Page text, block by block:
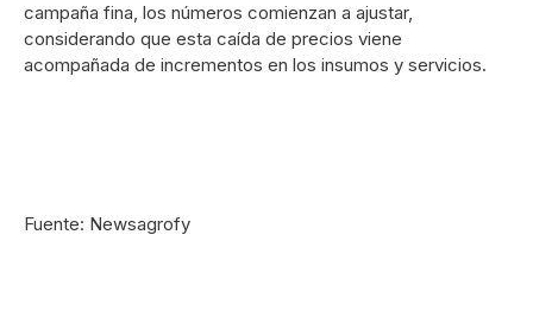
campaña fina, los números comienzan a ajustar,
considerando que esta caída de precios viene
acompañada de incrementos en los insumos y servicios.
Fuente: Newsagrofy